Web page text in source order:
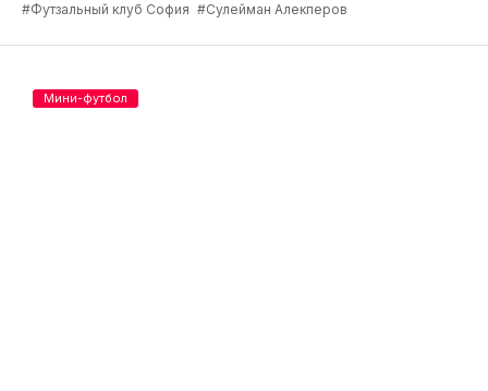
#Футзальный клуб София #Сулейман Алекперов
Мини-футбол